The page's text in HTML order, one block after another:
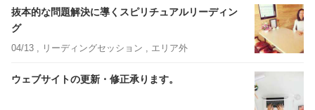
抜本的な問題解決に導くスピリチュアルリーディン
グ
04/13 , リーディングセッション , エリア外
ウェブサイトの更新・修正承ります。